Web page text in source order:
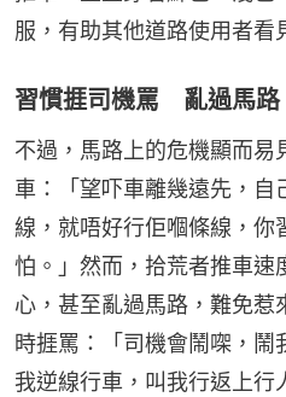
服，有助其他道路使用者看
習慣捱司機罵 亂過馬
不過，馬路上的危機顯而易
車：「望吓車離幾遠先，
線，就唔好行佢嗰條線，你
怕。」然而，拾荒者推車速
心，甚至亂過馬路，難免惹
時捱罵：「司機會鬧㗎，鬧
我逆線行車，叫我行返上行